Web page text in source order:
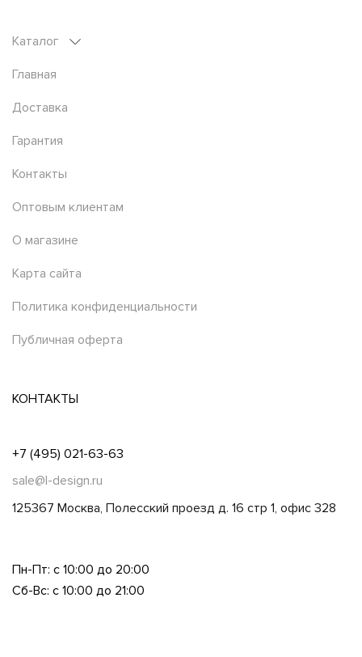
Каталог
Главная
Доставка
Гарантия
Контакты
Оптовым клиентам
О магазине
Карта сайта
Политика конфиденциальности
Публичная оферта
КОНТАКТЫ
+7 (495) 021-63-63
sale@l-design.ru
125367 Москва, Полесский проезд д. 16 стр 1, офис 328
Пн-Пт: с 10:00 до 20:00
Сб-Вс: с 10:00 до 21:00